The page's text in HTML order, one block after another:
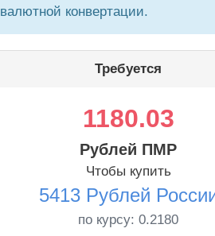
валютной конвертации.
Требуется
1180.03
Рублей ПМР
Чтобы купить
5413 Рублей
по курсу: 0.2180